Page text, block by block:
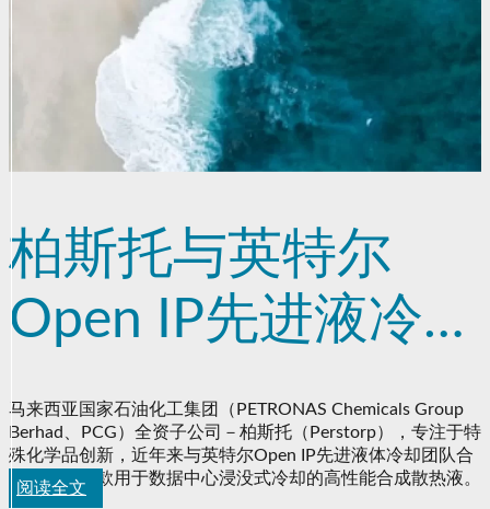
柏斯托与英特尔
Open IP先进液冷团
队 开发新型合成散
热液与应用
马来西亚国家石油化工集团（PETRONAS Chemicals Group
Berhad、PCG）全资子公司－柏斯托（Perstorp），专注于特
殊化学品创新，近年来与英特尔Open IP先进液体冷却团队合
作，开发一款用于数据中心浸没式冷却的高性能合成散热液。
阅读全文